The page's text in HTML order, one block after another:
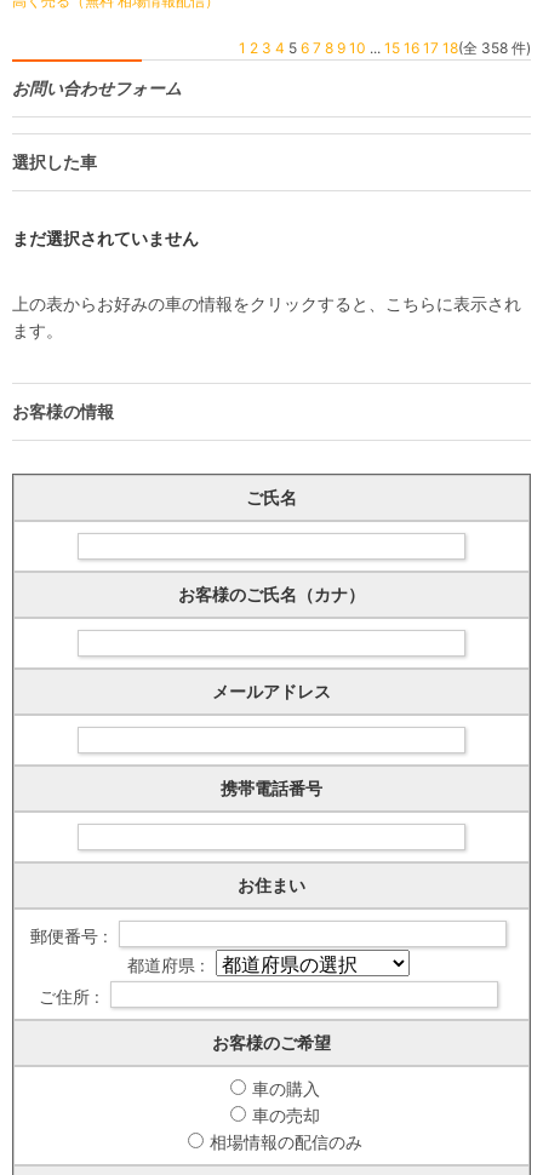
1 2 3 4 5 6 7 8 9 10 ... 15 16 17 18(全 358 件)
お問い合わせフォーム
選択した車
まだ選択されていません
上の表からお好みの車の情報をクリックすると、こちらに表示され
ます。
お客様の情報
ご氏名
お客様のご氏名（カナ）
メールアドレス
携帯電話番号
お住まい
郵便番号 :
都道府県 :
ご住所 :
お客様のご希望
車の購入
車の売却
相場情報の配信のみ